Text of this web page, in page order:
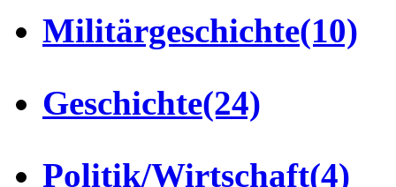
Militärgeschichte(10)
Geschichte(24)
Politik/Wirtschaft(4)